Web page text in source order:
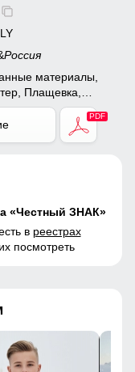
Россия
материалы,
Плащевка,
Экологичные
«Честный ЗНАК»
в реестрах
посмотреть